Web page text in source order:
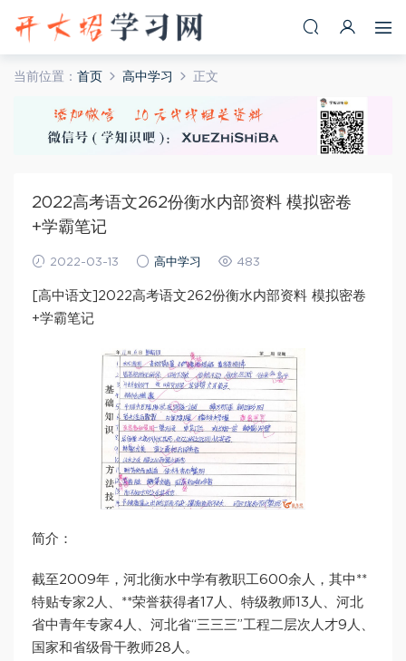
当前位置： 首页 高中学习 正文
2022高考语文262份衡水内部资料 模拟密卷
+学霸笔记
2022-03-13 高中学习 483
[高中语文]2022高考语文262份衡水内部资料 模拟密卷
+学霸笔记
简介：
截至2009年，河北衡水中学有教职工600余人，其中**
特贴专家2人、**荣誉获得者17人、特级教师13人、河北
省中青年专家4人、河北省“三三三”工程二层次人才9人、
国家和省级骨干教师28人。